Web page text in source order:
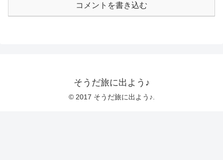
コメントを書き込む
そうだ旅に出よう♪
© 2017 そうだ旅に出よう♪.